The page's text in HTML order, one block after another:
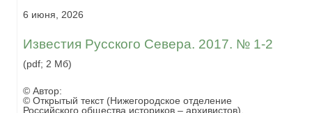
6 июня, 2026
Известия Русского Севера. 2017. № 1-2
(pdf; 2 Мб)
© Автор:
© Открытый текст (Нижегородское отделение
Российского общества историков – архивистов).
Новости сайта